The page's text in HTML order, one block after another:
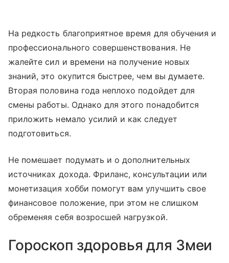
На редкость благоприятное время для обучения и
профессионального совершенствования. Не
жалейте сил и времени на получение новых
знаний, это окупится быстрее, чем вы думаете.
Вторая половина года неплохо подойдет для
смены работы. Однако для этого понадобится
приложить немало усилий и как следует
подготовиться.
Не помешает подумать и о дополнительных
источниках дохода. Фриланс, консультации или
монетизация хобби помогут вам улучшить свое
финансовое положение, при этом не слишком
обременяя себя возросшей нагрузкой.
Гороскоп здоровья для Змеи